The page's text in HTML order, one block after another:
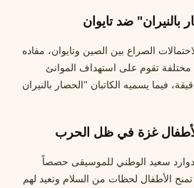
بالنيران" ضد تايوان
الصراع بين الصين وتايوان، مفاده
مختلفة تقوم على استهداف الموانئ
فيما يسميه الكاتبان "الحصار بالنيران
لأطفال غزة في ظل الحرب
سعيد الوطني للموسيقى حصصاً
تمنح الأطفال لحظات من السلام وتعيد لهم